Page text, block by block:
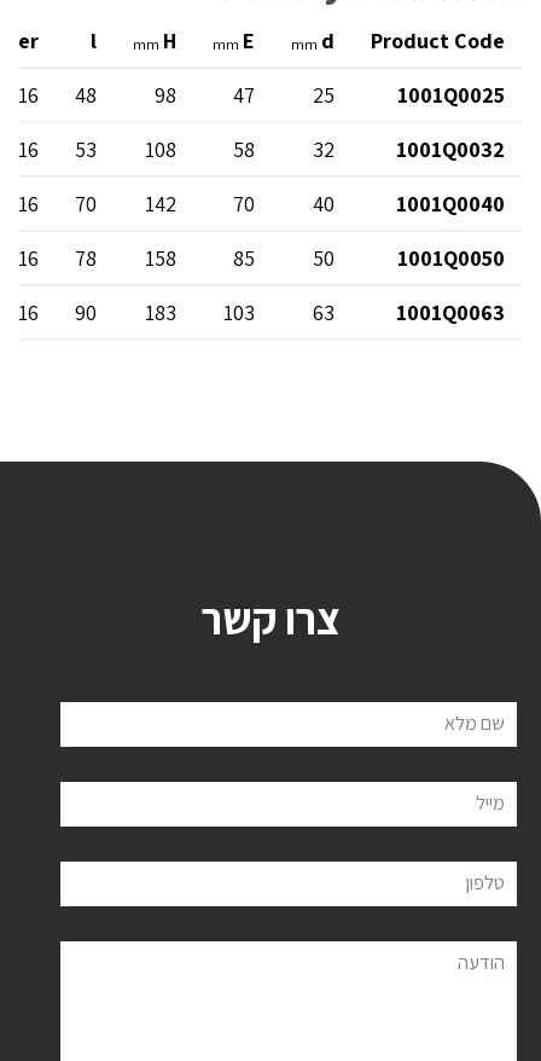
Product Code
d
mm
E
mm
H
mm
l
1001Q0025
25
47
98
48
16
1001Q0032
32
58
108
53
16
1001Q0040
40
70
142
70
16
1001Q0050
50
85
158
78
16
1001Q0063
63
103
183
90
16
צרו קשר
שם מלא
מייל
טלפון
הודעה